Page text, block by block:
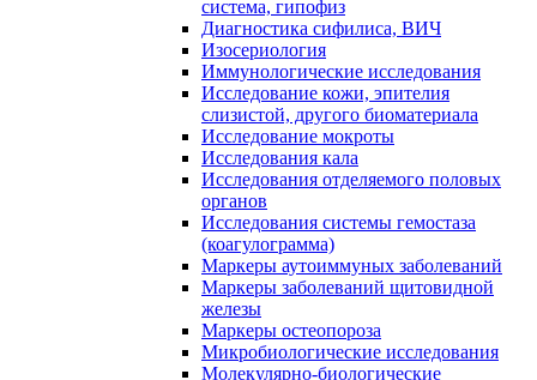
система, гипофиз
Диагностика сифилиса, ВИЧ
Изосериология
Иммунологические исследования
Исследование кожи, эпителия
слизистой, другого биоматериала
Исследование мокроты
Исследования кала
Исследования отделяемого половых
органов
Исследования системы гемостаза
(коагулограмма)
Маркеры аутоиммуных заболеваний
Маркеры заболеваний щитовидной
железы
Маркеры остеопороза
Микробиологические исследования
Молекулярно-биологические